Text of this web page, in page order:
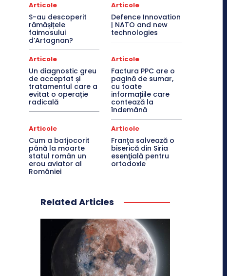
Articole
S-au descoperit
rămășițele
faimosului
d’Artagnan?
Articole
Defence Innovation
| NATO and new
technologies
Articole
Un diagnostic greu
de acceptat și
tratamentul care a
evitat o operație
radicală
Articole
Factura PPC are o
pagină de sumar,
cu toate
informațiile care
contează la
îndemână
Articole
Cum a batjocorit
până la moarte
statul român un
erou aviator al
României
Articole
Franţa salvează o
biserică din Siria
esenţială pentru
ortodoxie
Related Articles